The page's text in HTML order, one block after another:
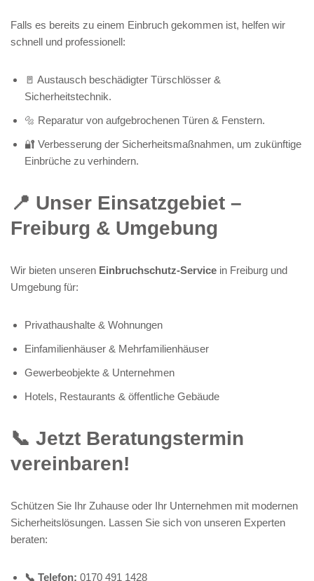
Falls es bereits zu einem Einbruch gekommen ist, helfen wir
schnell und professionell:
🚪 Austausch beschädigter Türschlösser &
Sicherheitstechnik.
🔩 Reparatur von aufgebrochenen Türen & Fenstern.
🔐 Verbesserung der Sicherheitsmaßnahmen, um zukünftige
Einbrüche zu verhindern.
📍 Unser Einsatzgebiet –
Freiburg & Umgebung
Wir bieten unseren Einbruchschutz-Service in Freiburg und
Umgebung für:
Privathaushalte & Wohnungen
Einfamilienhäuser & Mehrfamilienhäuser
Gewerbeobjekte & Unternehmen
Hotels, Restaurants & öffentliche Gebäude
📞 Jetzt Beratungstermin
vereinbaren!
Schützen Sie Ihr Zuhause oder Ihr Unternehmen mit modernen
Sicherheitslösungen. Lassen Sie sich von unseren Experten
beraten:
📞 Telefon: 0170 491 1428